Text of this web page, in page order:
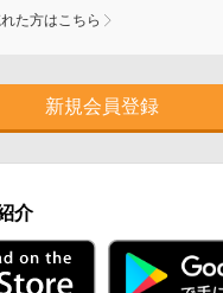
た方はこちら
新規会員登録
介